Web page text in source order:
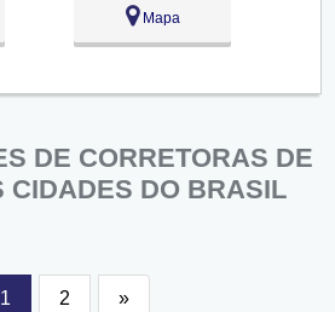
Mapa
DE CORRETORAS DE
CIDADES DO BRASIL
1 2 »